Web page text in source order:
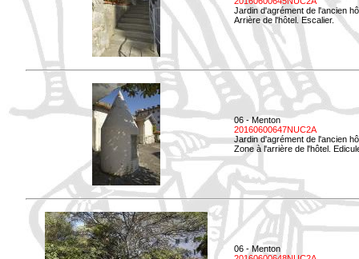
Jardin d'agrément de l'ancien
Arrière de l'hôtel. Escalier.
06 - Menton
20160600647NUC2A
Jardin d'agrément de l'ancien
Zone à l'arrière de l'hôtel.
06 - Menton